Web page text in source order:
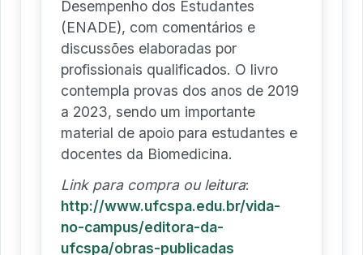
Desempenho dos Estudantes
(ENADE), com comentários e
discussões elaboradas por
profissionais qualificados. O livro
contempla provas dos anos de 2019
a 2023, sendo um importante
material de apoio para estudantes e
docentes da Biomedicina.
Link para compra ou leitura:
http://www.ufcspa.edu.br/vida-
no-campus/editora-da-
ufcspa/obras-publicadas